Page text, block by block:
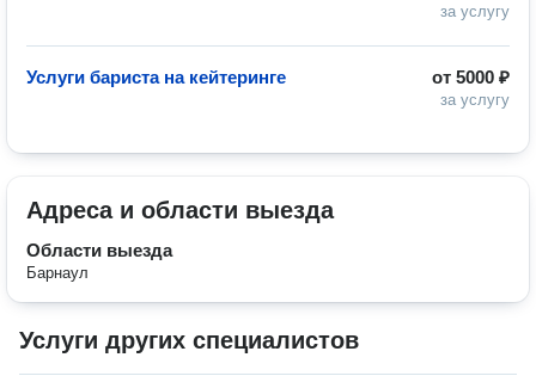
за услугу
от 5000 ₽
за услугу
Услуги бариста на кейтеринге
Адреса и области выезда
Области выезда
Барнаул
Услуги других специалистов